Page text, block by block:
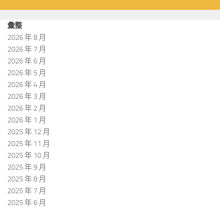
彙整
2026 年 8 月
2026 年 7 月
2026 年 6 月
2026 年 5 月
2026 年 4 月
2026 年 3 月
2026 年 2 月
2026 年 1 月
2025 年 12 月
2025 年 11 月
2025 年 10 月
2025 年 9 月
2025 年 8 月
2025 年 7 月
2025 年 6 月